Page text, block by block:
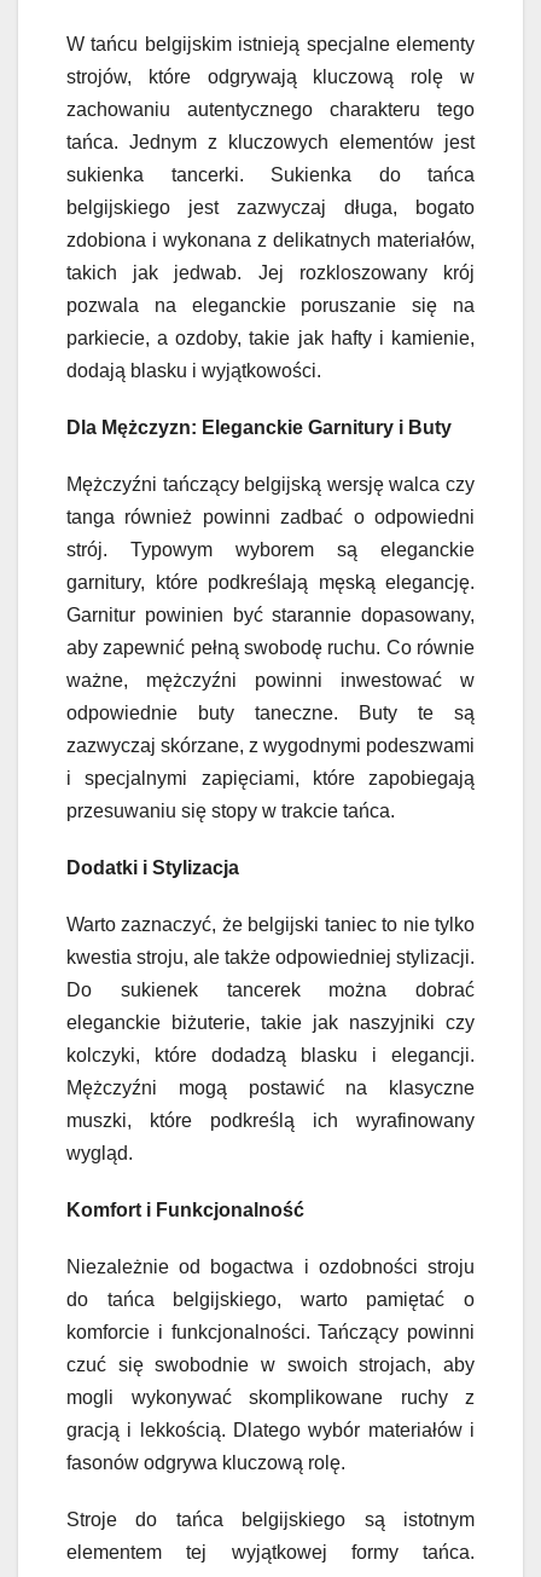
W tańcu belgijskim istnieją specjalne elementy
strojów, które odgrywają kluczową rolę w
zachowaniu autentycznego charakteru tego
tańca. Jednym z kluczowych elementów jest
sukienka tancerki. Sukienka do tańca
belgijskiego jest zazwyczaj długa, bogato
zdobiona i wykonana z delikatnych materiałów,
takich jak jedwab. Jej rozkloszowany krój
pozwala na eleganckie poruszanie się na
parkiecie, a ozdoby, takie jak hafty i kamienie,
dodają blasku i wyjątkowości.
Dla Mężczyzn: Eleganckie Garnitury i Buty
Mężczyźni tańczący belgijską wersję walca czy
tanga również powinni zadbać o odpowiedni
strój. Typowym wyborem są eleganckie
garnitury, które podkreślają męską elegancję.
Garnitur powinien być starannie dopasowany,
aby zapewnić pełną swobodę ruchu. Co równie
ważne, mężczyźni powinni inwestować w
odpowiednie buty taneczne. Buty te są
zazwyczaj skórzane, z wygodnymi podeszwami
i specjalnymi zapięciami, które zapobiegają
przesuwaniu się stopy w trakcie tańca.
Dodatki i Stylizacja
Warto zaznaczyć, że belgijski taniec to nie tylko
kwestia stroju, ale także odpowiedniej stylizacji.
Do sukienek tancerek można dobrać
eleganckie biżuterie, takie jak naszyjniki czy
kolczyki, które dodadzą blasku i elegancji.
Mężczyźni mogą postawić na klasyczne
muszki, które podkreślą ich wyrafinowany
wygląd.
Komfort i Funkcjonalność
Niezależnie od bogactwa i ozdobności stroju
do tańca belgijskiego, warto pamiętać o
komforcie i funkcjonalności. Tańczący powinni
czuć się swobodnie w swoich strojach, aby
mogli wykonywać skomplikowane ruchy z
gracją i lekkością. Dlatego wybór materiałów i
fasonów odgrywa kluczową rolę.
Stroje do tańca belgijskiego są istotnym
elementem tej wyjątkowej formy tańca.